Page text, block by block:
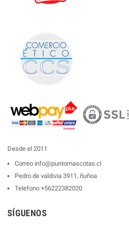
Desde el 2011
Correo info@puntomascotas.cl
Pedro de valdivia 3911, ñuñoa
Telefono +56222382020
SÍGUENOS